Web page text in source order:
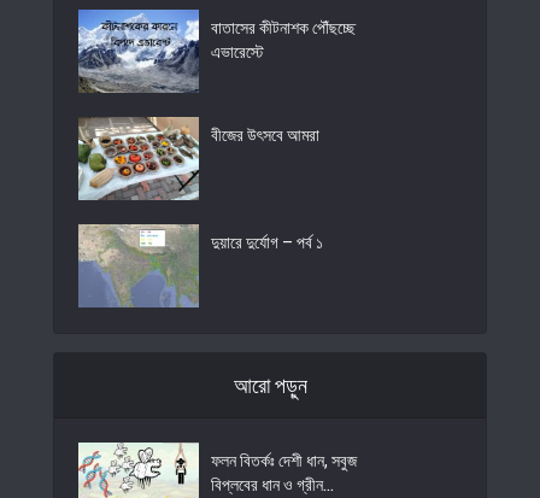
বাতাসের কীটনাশক পৌঁছচ্ছে
এভারেস্টে
বীজের উৎসবে আমরা
দুয়ারে দুর্যোগ – পর্ব ১
আরো পড়ুন
ফলন বিতর্কঃ দেশী ধান, সবুজ
বিপ্লবের ধান ও গ্রীন...